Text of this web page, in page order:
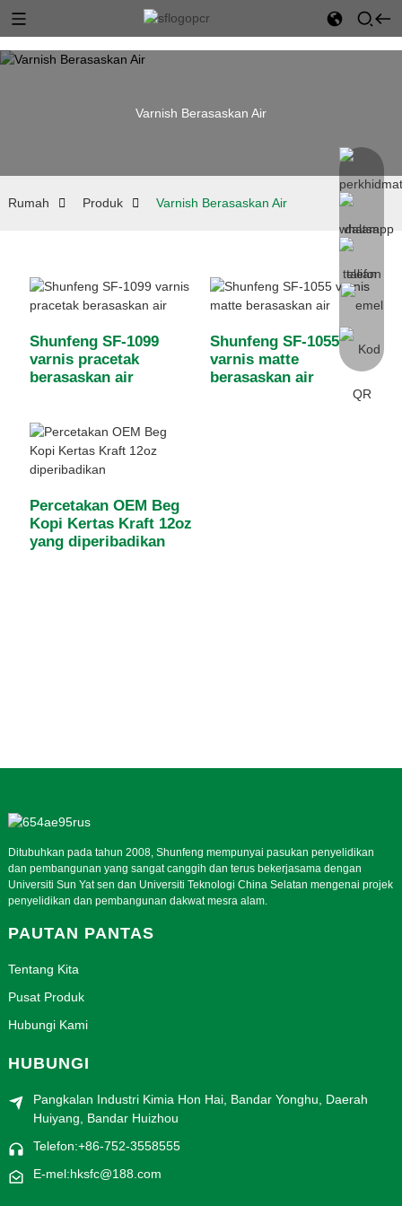
Varnish Berasaskan Air
Rumah Produk Varnish Berasaskan Air
Shunfeng SF-1099
varnis pracetak
berasaskan air
Shunfeng SF-1055
varnis matte
berasaskan air
Percetakan OEM Beg
Kopi Kertas Kraft 12oz
yang diperibadikan
Ditubuhkan pada tahun 2008, Shunfeng mempunyai pasukan penyelidikan
dan pembangunan yang sangat canggih dan terus bekerjasama dengan
Universiti Sun Yat sen dan Universiti Teknologi China Selatan mengenai projek
penyelidikan dan pembangunan dakwat mesra alam.
PAUTAN PANTAS
Tentang Kita
Pusat Produk
Hubungi Kami
HUBUNGI
Pangkalan Industri Kimia Hon Hai, Bandar Yonghu, Daerah
Huiyang, Bandar Huizhou
Telefon:+86-752-3558555
E-mel:hksfc@188.com